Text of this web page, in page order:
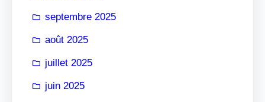
septembre 2025
août 2025
juillet 2025
juin 2025